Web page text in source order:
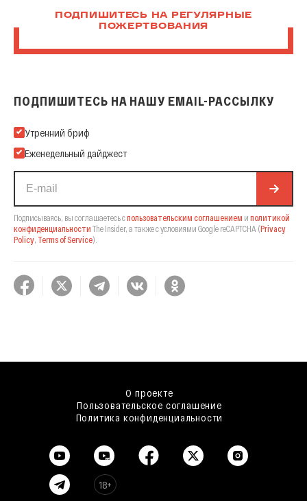
ПОДПИШИТЕСЬ НА РЕГУЛЯРНЫЕ
ПОЖЕРТВОВАНИЯ
ПОДПИШИТЕСЬ НА НАШУ EMAIL-РАССЫЛКУ
Подпишитесь на нашу Email-рассылку
Утренний бриф
Еженедельный дайджест
Подписываясь, вы соглашаетесь спользовательским соглашением и политикой
конфиденциальности The Insider, а также с условиями Google reCAPTCHA (Privacy
Policy Terms of Service).
О проекте
Пользовательское соглашение
Политика конфиденциальности
18+